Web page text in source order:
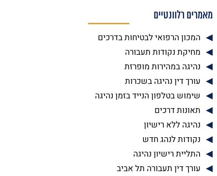
מאמרים רלוונטיים
המכון הרפואי לבטיחות בדרכים
מחיקת נקודות תעבורה
נהיגה במהירות מופרזת
עורך דין נהיגה בשכרות
שימוש בטלפון הנייד בזמן נהיגה
תאונות דרכים
נהיגה ללא רישיון
נקודות לנהג חדש
התליית רישיון נהיגה
עורך דין תעבורה תל אביב